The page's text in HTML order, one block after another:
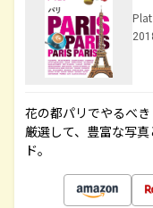
Plat
花の都パリでやるべ
厳選して、豊富な写
ド。